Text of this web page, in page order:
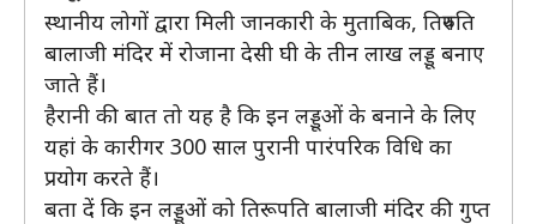
स्थानीय लोगों द्वारा मिली जानकारी के मुताबिक, तिरुपति
बालाजी मंदिर में रोजाना देसी घी के तीन लाख लड्डू बनाए
जाते हैं।
हैरानी की बात तो यह है कि इन लड्डूओं के बनाने के लिए
यहां के कारीगर 300 साल पुरानी पारंपरिक विधि का
प्रयोग करते हैं।
बता दें कि इन लड्डूओं को तिरूपति बालाजी मंदिर की गुप्त